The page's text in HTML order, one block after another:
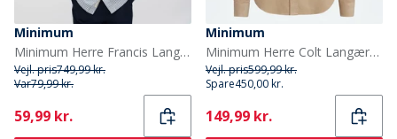
Minimum
Minimum Herre Francis Langærmet Skjorte 3922 Sky Captain
Vejl. pris749,99 kr.
Var79,99 kr.
Current
59,99 kr.
Minimum
Minimum Herre Colt Langærmet Skjorte 1109 Chinchilla
Vejl. pris599,99 kr.
Spare450,00 kr.
Current
149,99 kr.